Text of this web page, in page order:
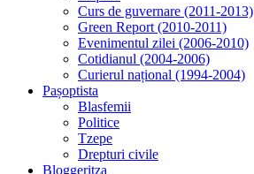
Curs de guvernare (2011-2013)
Green Report (2010-2011)
Evenimentul zilei (2006-2010)
Cotidianul (2004-2006)
Curierul național (1994-2004)
Pașoptista
Blasfemii
Politice
Tzepe
Drepturi civile
Bloggeritza